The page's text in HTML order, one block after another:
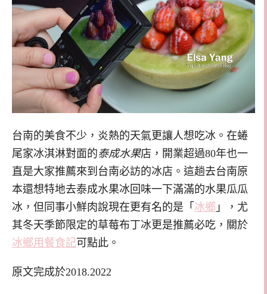
台南的美食不少，炎熱的天氣更讓人想吃冰。在蜷
尾家冰淇淋對面的泰成水果店，開業超過80年也一
直是大家推薦來到台南必訪的冰店。這趟去台南原
本還想特地去泰成水果冰回味一下滿滿的水果瓜瓜
冰，但同事小鮮肉說現在更有名的是「 冰鄉 」，尤
其冬天季節限定的草莓布丁冰更是推薦必吃，關於
冰鄉用餐食記可點此。
原文完成於2018.2022